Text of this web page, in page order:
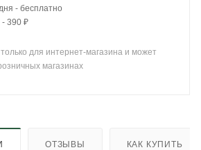
- бесплатно
- 390 ₽
для интернет-магазина и может
магазинах
ОТЗЫВЫ КАК КУПИТЬ